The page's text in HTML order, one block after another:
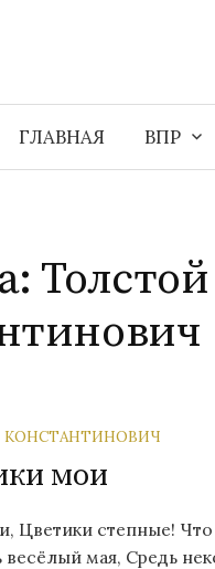
ГЛАВНАЯ ВПР
КОНСТАНТИНОВИЧ
мои
Цветики степные!
весёлый мая, Средь